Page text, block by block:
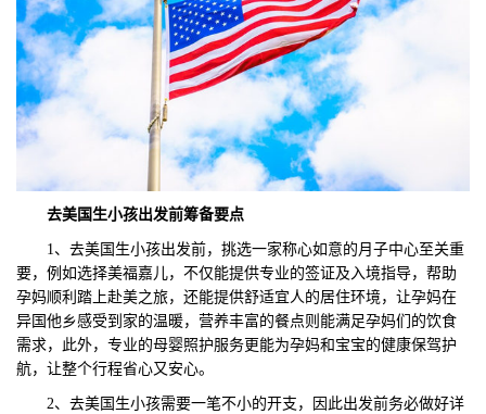
去美国生小孩出发前筹备要点
1、去美国生小孩出发前，挑选一家称心如意的月子中心至关重
要，例如选择美福嘉儿，不仅能提供专业的签证及入境指导，帮助
孕妈顺利踏上赴美之旅，还能提供舒适宜人的居住环境，让孕妈在
异国他乡感受到家的温暖，营养丰富的餐点则能满足孕妈们的饮食
需求，此外，专业的母婴照护服务更能为孕妈和宝宝的健康保驾护
航，让整个行程省心又安心。
2、去美国生小孩需要一笔不小的开支，因此出发前务必做好详